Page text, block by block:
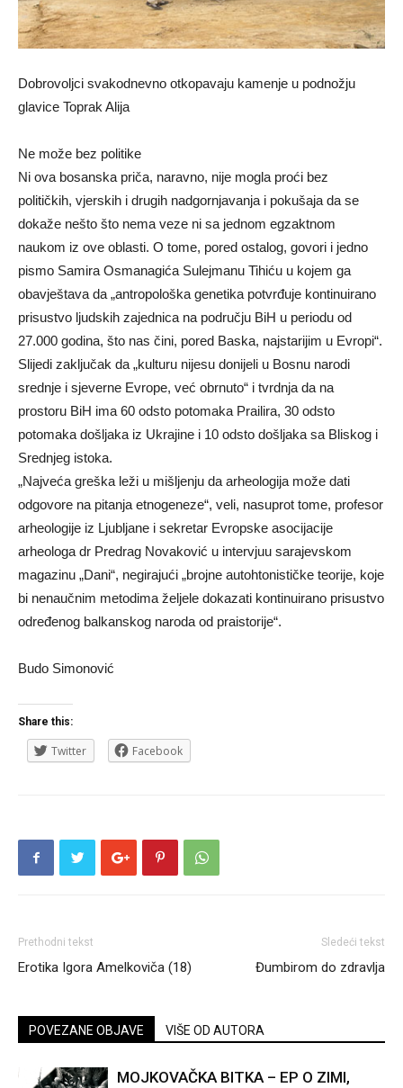
Dobrovoljci svakodnevno otkopavaju kamenje u podnožju
glavice Toprak Alija
Ne može bez politike
Ni ova bosanska priča, naravno, nije mogla proći bez
političkih, vjerskih i drugih nadgornjavanja i pokušaja da se
dokaže nešto što nema veze ni sa jednom egzaktnom
naukom iz ove oblasti. O tome, pored ostalog, govori i jedno
pismo Samira Osmanagića Sulejmanu Tihiću u kojem ga
obavještava da „antropološka genetika potvrđuje kontinuirano
prisustvo ljudskih zajednica na području BiH u periodu od
27.000 godina, što nas čini, pored Baska, najstarijim u Evropi“.
Slijedi zaključak da „kulturu nijesu donijeli u Bosnu narodi
srednje i sjeverne Evrope, već obrnuto“ i tvrdnja da na
prostoru BiH ima 60 odsto potomaka Prailira, 30 odsto
potomaka došljaka iz Ukrajine i 10 odsto došljaka sa Bliskog i
Srednjeg istoka.
„Najveća greška leži u mišljenju da arheologija može dati
odgovore na pitanja etnogeneze“, veli, nasuprot tome, profesor
arheologije iz Ljubljane i sekretar Evropske asocijacije
arheologa dr Predrag Novaković u intervjuu sarajevskom
magazinu „Dani“, negirajući „brojne autohtonističke teorije, koje
bi nenaučnim metodima željele dokazati kontinuirano prisustvo
određenog balkanskog naroda od praistorije“.
Budo Simonović
Share this:
Twitter Facebook
Prethodni tekst
Erotika Igora Amelkoviča (18)
Sledeći tekst
Đumbirom do zdravlja
POVEZANE OBJAVE VIŠE OD AUTORA
MOJKOVAČKA BITKA – EP O ZIMI,